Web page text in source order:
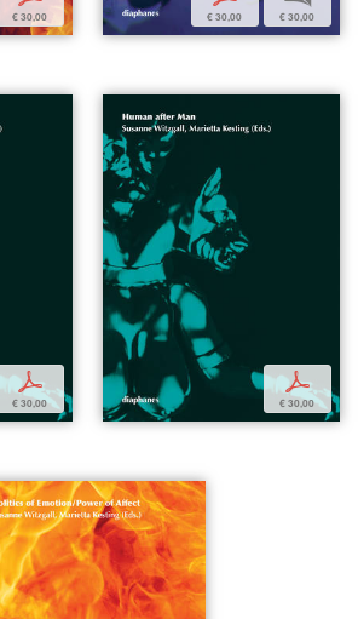
€ 30,00 € 30,00 € 30,00
p
€ 30,00
p
€ 30,00